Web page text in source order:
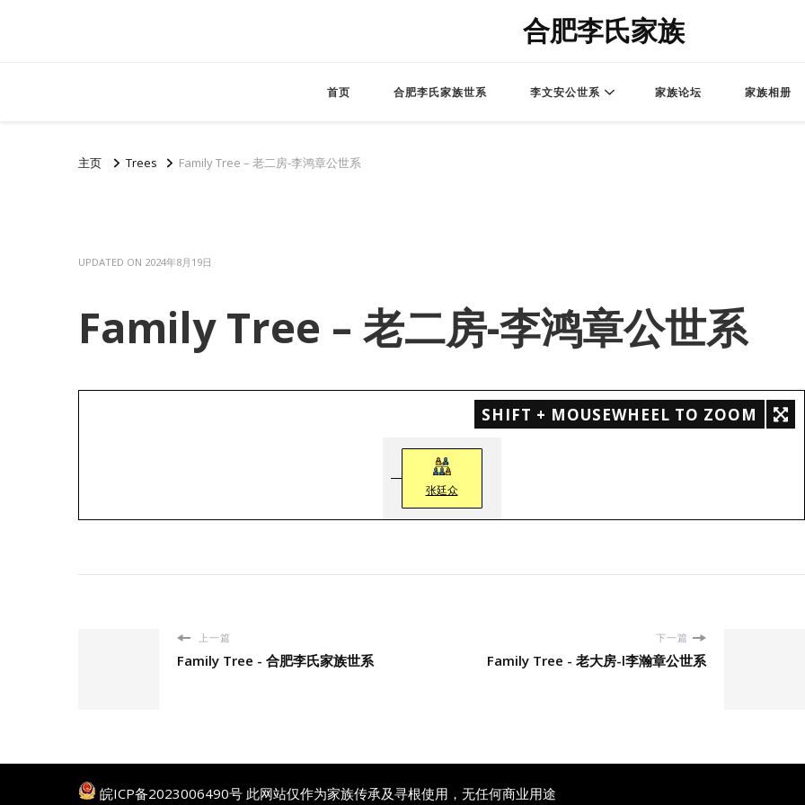
合肥李氏家族
首页 合肥李氏家族世系 李文安公世系 家族论坛 家族相册
主页 Trees Family Tree – 老二房-李鸿章公世系
UPDATED ON 2024年8月19日
Family Tree – 老二房-李鸿章公世系
SHIFT + MOUSEWHEEL TO ZOOM
张廷众
上一篇
Family Tree - 合肥李氏家族世系
下一篇
Family Tree - 老大房-l李瀚章公世系
皖ICP备2023006490号 此网站仅作为家族传承及寻根使用，无任何商业用途